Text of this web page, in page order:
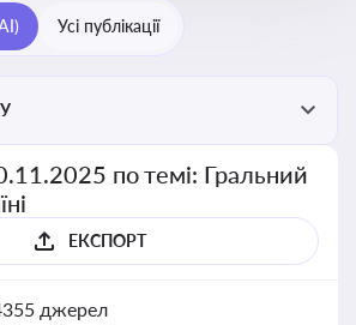
Усі публікації
по темі: Гральний
ЕКСПОРТ
джерел